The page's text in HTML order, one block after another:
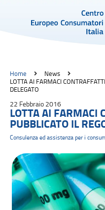
Home
News
LOTTA AI FARMACI
DELEGATO
22 Febbraio 2016
LOTTA AI FARMACI
PUBBLICATO IL
Consulenza ed assistenza per i